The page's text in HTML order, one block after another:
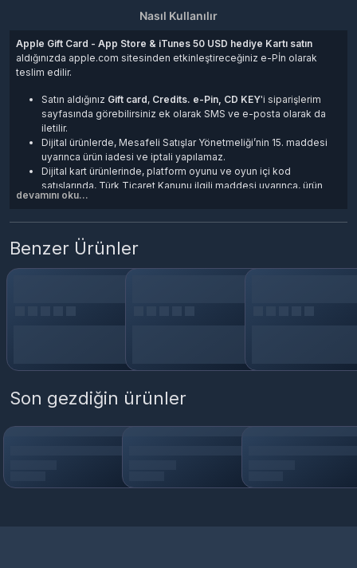
Nasıl Kullanılır
Apple Gift Card - App Store & iTunes 50 USD hediye Kartı satın
aldığınızda apple.com sitesinden etkinleştireceğiniz e-Pİn olarak
teslim edilir.
Satın aldığınız Gift card, Credits. e-Pin, CD KEY'i siparişlerim
sayfasında görebilirsiniz ek olarak SMS ve e-posta olarak da
iletilir.
Dijital ürünlerde, Mesafeli Satışlar Yönetmeliği’nin 15. maddesi
uyarınca ürün iadesi ve iptali yapılamaz.
Dijital kart ürünlerinde, platform oyunu ve oyun içi kod
satışlarında, Türk Ticaret Kanunu ilgili maddesi uyarınca, ürün
iadesi yoktur.
Satın aldığınız kod, esn, e-pin, cd-key, oyun ve oyun kartlarını
kullanabilmek içinApp Store
edilen ürün anahtarını aktif ederek Oyun/Hizmetleri cihazınıza
devamını oku...
Benzer Ürünler
Son gezdiğin ürünler